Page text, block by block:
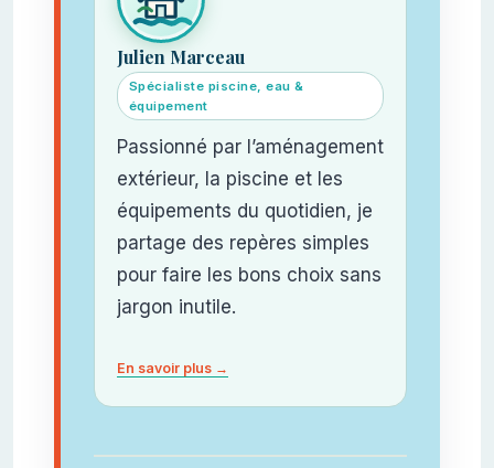
Julien Marceau
Spécialiste piscine, eau &
équipement
Passionné par l’aménagement
extérieur, la piscine et les
équipements du quotidien, je
partage des repères simples
pour faire les bons choix sans
jargon inutile.
En savoir plus →